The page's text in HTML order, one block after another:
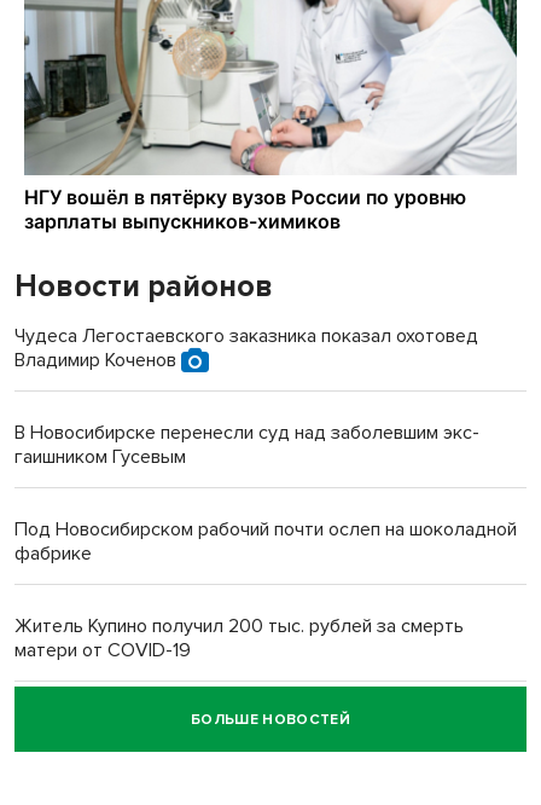
Новости районов
Чудеса Легостаевского заказника показал охотовед
Владимир Коченов
В Новосибирске перенесли суд над заболевшим экс-
гаишником Гусевым
Под Новосибирском рабочий почти ослеп на шоколадной
фабрике
Житель Купино получил 200 тыс. рублей за смерть
матери от COVID-19
Новосибирский суд наказал водителя за смерть
пенсионерки на вокзале
БОЛЬШЕ НОВОСТЕЙ